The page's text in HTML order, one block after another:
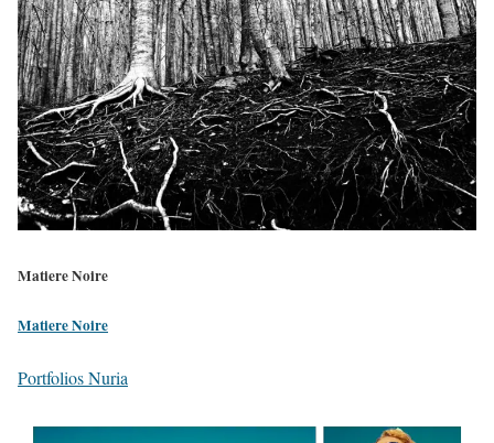
Matiere Noire
Matiere Noire
Portfolios Nuria